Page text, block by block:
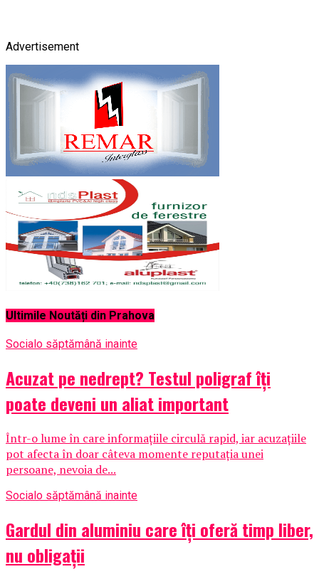
Advertisement
Ultimile Noutăți din Prahova
Social o săptămână inainte
Acuzat pe nedrept? Testul poligraf îţi
poate deveni un aliat important
Într-o lume în care informațiile circulă rapid, iar acuzațiile
pot afecta în doar câteva momente reputația unei
persoane, nevoia de...
Socialo săptămână inainte
Gardul din aluminiu care îți oferă timp liber,
nu obligații